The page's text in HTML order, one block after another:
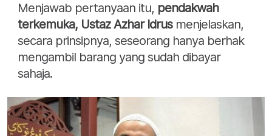
Menjawab pertanyaan itu, pendakwah
terkemuka, Ustaz Azhar Idrusmenjelaskan,
secara prinsipnya, seseorang hanya berhak
mengambil barang yang sudah dibayar
sahaja.